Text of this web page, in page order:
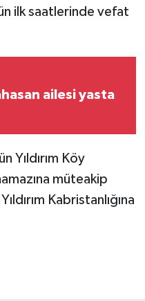
ilk saatlerinde vefat
ailesi yasta
Yıldırım Köy
müteakip
Kabristanlığına